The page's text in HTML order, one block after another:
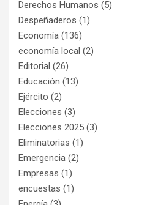
Derechos Humanos (5)
Despeñaderos (1)
Economía (136)
economía local (2)
Editorial (26)
Educación (13)
Ejército (2)
Elecciones (3)
Elecciones 2025 (3)
Eliminatorias (1)
Emergencia (2)
Empresas (1)
encuestas (1)